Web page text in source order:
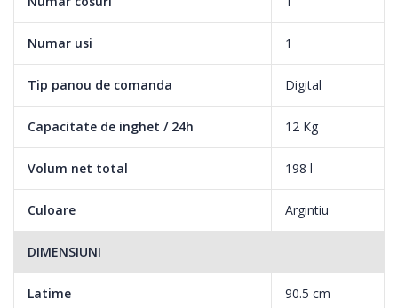
Numar usi 1
Tip panou de comanda Digital
Capacitate de inghet / 24h 12 Kg
Volum net total 198 l
Culoare Argintiu
DIMENSIUNI
Latime 90.5 cm